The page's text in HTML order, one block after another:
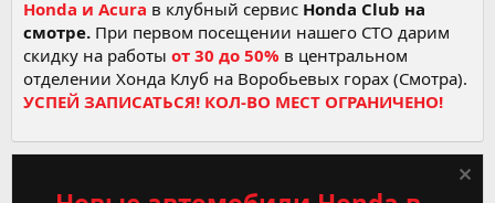
Honda и Acura в клубный сервис Honda Club на
смотре. При первом посещении нашего СТО дарим
скидку на работы от 30 до 50% в центральном
отделении Хонда Клуб на Воробьевых горах (Смотра).
УСПЕЙ ЗАПИСАТЬСЯ! КОЛ-ВО МЕСТ ОГРАНИЧЕНО!